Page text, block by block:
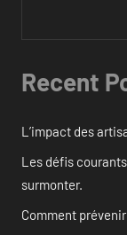
Recent
L’impact des
Les défis
surmonter.
Comment